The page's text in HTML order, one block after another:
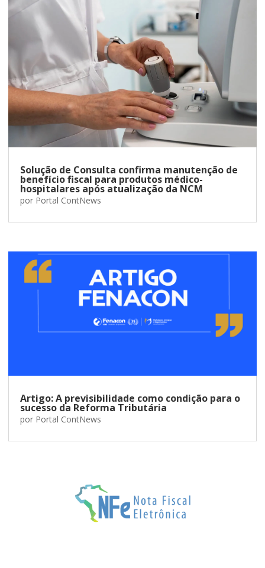
Solução de Consulta confirma manutenção de
benefício fiscal para produtos médico-
hospitalares após atualização da NCM
por Portal ContNews
Artigo: A previsibilidade como condição para o
sucesso da Reforma Tributária
por Portal ContNews